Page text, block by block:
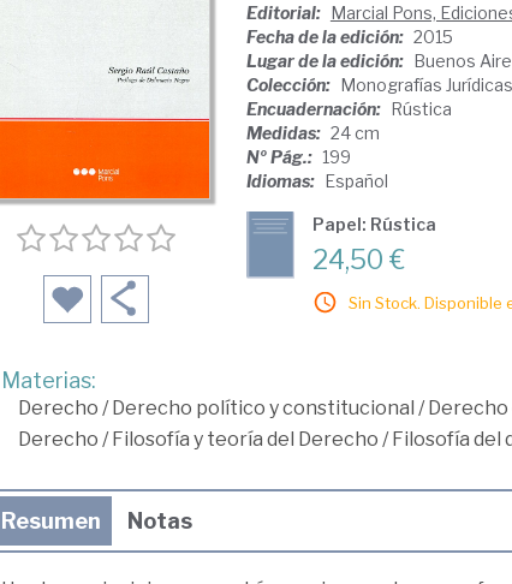
Editorial: Marcial Pons,
Fecha de la edición: 2015
Lugar de la edición: Buenos
Colección: Monografías
Encuadernación: Rústica
Medidas: 24 cm
Nº Pág.: 199
Idiomas: Español
Papel: Rústica
24,50 €
Sin Stock. Disponible
Materias:
Derecho /Derecho político y constitucional /
Derecho /Filosofía y teoría del Derecho /Filosofía del
Resumen Notas